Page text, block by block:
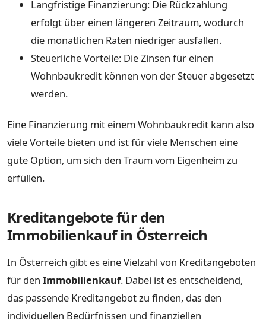
Langfristige Finanzierung: Die Rückzahlung
erfolgt über einen längeren Zeitraum, wodurch
die monatlichen Raten niedriger ausfallen.
Steuerliche Vorteile: Die Zinsen für einen
Wohnbaukredit können von der Steuer abgesetzt
werden.
Eine Finanzierung mit einem Wohnbaukredit kann also
viele Vorteile bieten und ist für viele Menschen eine
gute Option, um sich den Traum vom Eigenheim zu
erfüllen.
Kreditangebote für den
Immobilienkauf in Österreich
In Österreich gibt es eine Vielzahl von Kreditangeboten
für den Immobilienkauf. Dabei ist es entscheidend,
das passende Kreditangebot zu finden, das den
individuellen Bedürfnissen und finanziellen